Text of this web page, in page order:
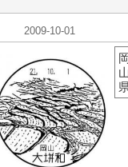
2009-10-01